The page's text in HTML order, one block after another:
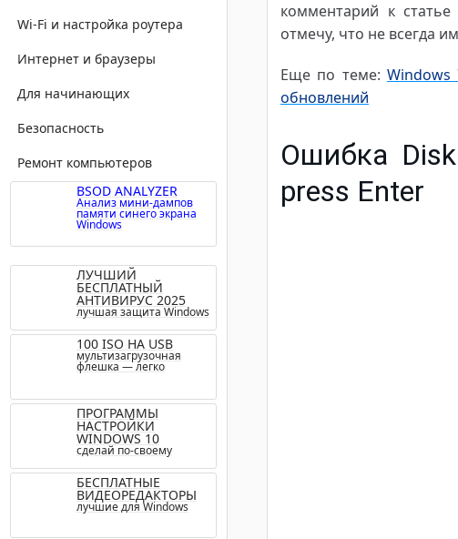
комментарий к
отмечу, что не всегда
Еще по теме: Windows
обновлений
Ошибка
press Enter
Wi-Fi и настройка роутера
Интернет и браузеры
Для начинающих
Безопасность
Ремонт компьютеров
BSOD ANALYZER
Анализ мини-дампов
памяти синего экрана
Windows
ЛУЧШИЙ
БЕСПЛАТНЫЙ
АНТИВИРУС 2025
лучшая защита Windows
100 ISO НА USB
мультизагрузочная
флешка — легко
ПРОГРАММЫ
НАСТРОЙКИ
WINDOWS 10
сделай по-своему
БЕСПЛАТНЫЕ
ВИДЕОРЕДАКТОРЫ
лучшие для Windows